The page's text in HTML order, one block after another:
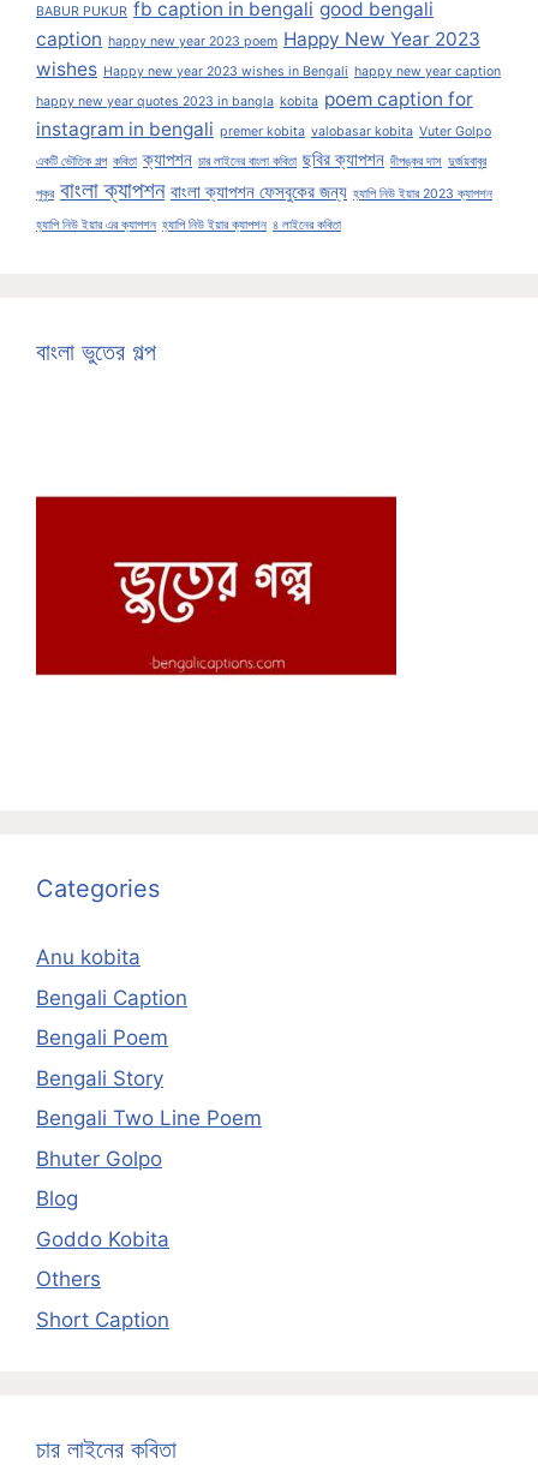
BABUR PUKUR fb caption in bengali good bengali
caption happy new year 2023 poem Happy New Year 2023
wishes Happy new year 2023 wishes in Bengali happy new year caption
happy new year quotes 2023 in bangla kobita poem caption for
instagram in bengali premer kobita valobasar kobita Vuter Golpo
একটি ভৌতিক গল্প কবিতা ক্যাপশন চার লাইনের বাংলা কবিতা ছবির ক্যাপশন দীপঙ্কর দাস দুর্জয়বাবুর
পুকুর বাংলা ক্যাপশন বাংলা ক্যাপশন ফেসবুকের জন্য হ্যাপি নিউ ইয়ার 2023 ক্যাপশন
হ্যাপি নিউ ইয়ার এর ক্যাপশন হ্যাপি নিউ ইয়ার ক্যাপশন ৪ লাইনের কবিতা
বাংলা ভুতের গল্প
Categories
Anu kobita
Bengali Caption
Bengali Poem
Bengali Story
Bengali Two Line Poem
Bhuter Golpo
Blog
Goddo Kobita
Others
Short Caption
চার লাইনের কবিতা